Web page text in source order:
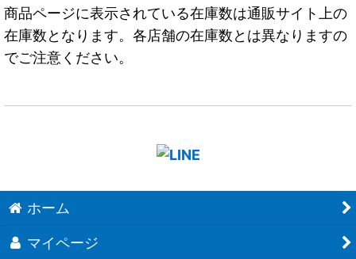
商品ページに表示されている在庫数は通販サイト上の
在庫数となります。各店舗の在庫数とは異なりますの
でご注意ください。
ホーム
マイページ